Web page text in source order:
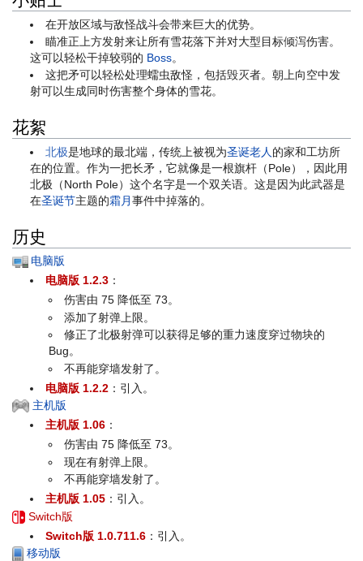
在开放区域与敌怪战斗会带来巨大的优势。
瞄准正上方发射来让所有雪花落下并对大型目标倾泻伤害。
这可以轻松干掉较弱的 Boss。
这把矛可以轻松处理蠕虫敌怪，包括毁灭者。朝上向空中发
射可以生成同时伤害整个身体的雪花。
花絮
北极是地球的最北端，传统上被视为圣诞老人 的家和工坊所
在的位置。作为一把长矛，它就像是一根旗杆（Pole），因此用
北极（North Pole）这个名字是一个双关语。这是因为此武器是
在圣诞节主题的霜月事件中掉落的。
历史
电脑版
电脑版 1.2.3 ：
伤害由 75 降低至 73。
添加了射弹上限。
修正了北极射弹可以获得足够的重力速度穿过物块的
Bug。
不再能穿墙发射了。
电脑版 1.2.2 ：引入。
主机版
主机版 1.06 ：
伤害由 75 降低至 73。
现在有射弹上限。
不再能穿墙发射了。
主机版 1.05 ：引入。
Switch版
Switch版 1.0.711.6 ：引入。
移动版